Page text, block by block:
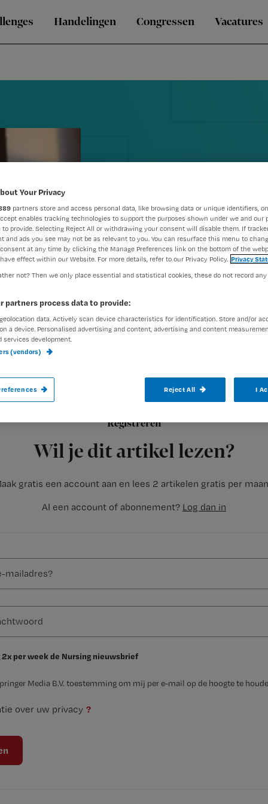
Handelingen Congressen Vacatures
Als je niet al
kunt
Auteur:
Registreren
Wil je dit artikel lezen?
gratis een account aan en lees 2 artikelen gratis per
Al een account of abonnement? Log dan in
2x per week de Nursing nieuwsbrief
Media B.V. toestemming om mij per e-mail op de hoogte te
over uw privacy ?
Begin dit jaar is de wetgeving voor
niet in staat bent om al je vakantiedagen
Your Privacy
partners store and access personal data, like browsing data or unique identifiers,
enables tracking technologies to support the purposes shown under we and our
to provide. Selecting Reject All or withdrawing your consent will disable them. If
and ads you see may not be as relevant to you. You can resurface this menu to
at any time by clicking the Manage Preferences link on the bottom of the
effect within our Website. For more details, refer to our Privacy Policy. Privacy
not? Then we only place essential and statistical cookies, these do not record
partners process data to provide:
data. Actively scan device characteristics for identification. Store and/or
a device. Personalised advertising and content, advertising and content
services development.
(vendors)
Reject All I